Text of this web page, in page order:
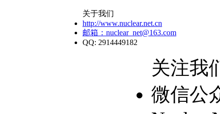
关于我们
http://www.nuclear.net.cn
邮箱：nuclear_net@163.com
QQ: 2914449182
关注我
微信公